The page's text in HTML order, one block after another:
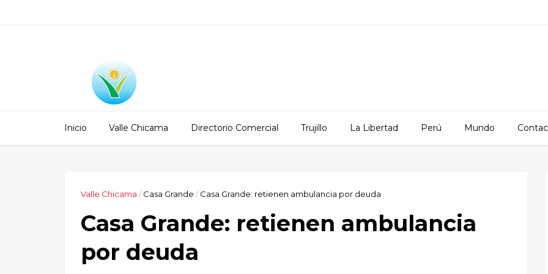
Inicio Valle Chicama Directorio Comercial Trujillo La Libertad Perú Mundo
Valle Chicama / Casa Grande / Casa Grande: retienen ambulancia por deuda
Casa Grande: retienen ambulancia
por deuda